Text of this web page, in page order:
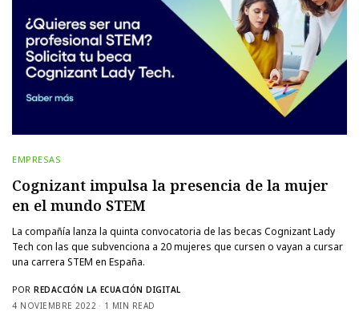
EMPRESAS
Cognizant impulsa la presencia de la mujer
en el mundo STEM
La compañía lanza la quinta convocatoria de las becas Cognizant Lady
Tech con las que subvenciona a 20 mujeres que cursen o vayan a cursar
una carrera STEM en España.
POR REDACCIÓN LA ECUACIÓN DIGITAL
4 NOVIEMBRE 2022
1 MIN READ